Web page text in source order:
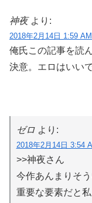
神夜 より:
2018年2月14日 1:59 AM
俺氏この記事を読
決意。エロはいい
ゼロ より:
2018年2月14日 3:54
>>神夜さん
今作あんまりそ
重要な要素だと私